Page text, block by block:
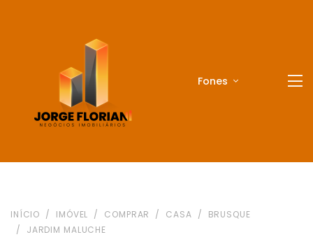
Fones
INÍCIO IMÓVEL COMPRAR CASA
BRUSQUE
JARDIM MALUCHE